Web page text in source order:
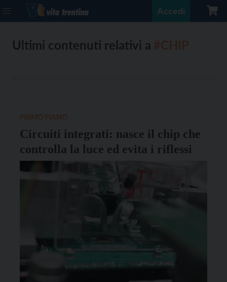
Accedi
Ultimi contenuti relativi a
Circuiti integrati: nasce il chip che
controlla la luce ed evita i riflessi